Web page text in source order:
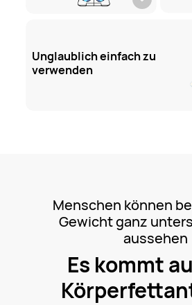
Unglaublich einfach zu
verwenden
Menschen können
Gewicht ganz
aussehen
Es kommt